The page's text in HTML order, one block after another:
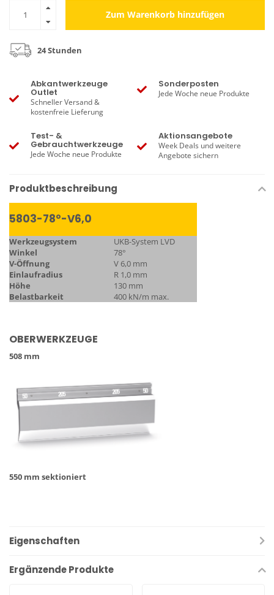
Zum Warenkorb hinzufügen
24 Stunden
Abkantwerkzeuge
Outlet
Schneller Versand &
kostenfreie Lieferung
Sonderposten
Jede Woche neue Produkte
Test- &
Gebrauchtwerkzeuge
Jede Woche neue Produkte
Aktionsangebote
Week Deals und weitere
Angebote sichern
Produktbeschreibung
5803-78°-V6,0
Werkzeugsystem
UKB-System LVD
Winkel
78°
V-Öffnung
V 6,0 mm
Einlaufradius
R 1,0 mm
Höhe
130 mm
Belastbarkeit
400 kN/m max.
OBERWERKZEUGE
508 mm
550 mm sektioniert
Eigenschaften
Ergänzende Produkte